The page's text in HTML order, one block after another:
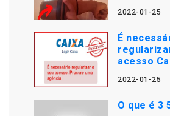
2022-01-25
É
acesso
2022-01-25
O que é 3